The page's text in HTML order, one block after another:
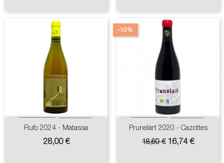
Rufo 2024 - Matassa
Prix
28,00 €
Prunelart 2020 - Cazottes
Prix
18,60 €
-10%
Prix
16,74 €